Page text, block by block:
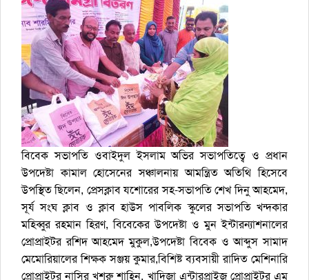
বিবেক সভাপতি ওবাইদুল ইসলাম অভির সভাপতিত্বে ও প্রধান
উপদেষ্টা কামাল হোসেনের সঞ্চালনায় আমন্ত্রিত অতিথি হিসেবে
উপস্থিত ছিলেন, প্রেসক্লাব যশোরের সহ-সভাপতি শেখ দিনু আহমেদ,
সূর্য সংঘ ক্লাব ও ক্লাব হাউস পাবলিক স্কুলের সভাপতি খন্দকার
মহিব্বুর রহমান হিরণ, বিবেকের উপদেষ্টা ও মুন ইন্টারন্যাশনালের
প্রোপ্রাইটর রশিদ আহমেদ মুকুল,উপদেষ্টা বিবেক ও আব্দুস সামাদ
মেমোরিয়ালের শিক্ষক সঞ্জয় কুমার,বিশিষ্ট ব্যবসায়ী রাদিত মেশিনারি
প্রোপ্রাইটর নাসির খশরু শাহিন, খাদিজা এন্টারপ্রাইজ প্রোপ্রাইটর এম